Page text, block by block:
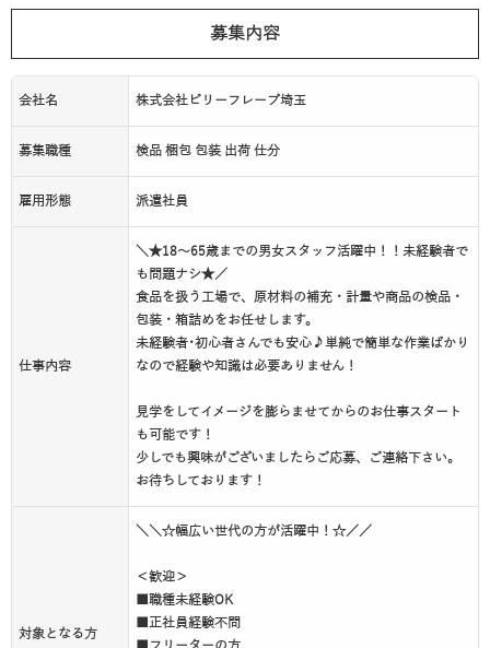
募集内容
会社名 株式会社ビリーフレーブ埼玉
募集職種 検品 梱包 包装 出荷 仕分
雇用形態 派遣社員
仕事内容
＼★18～65歳までの男女スタッフ活躍中！！未経験者で
も問題ナシ★／
食品を扱う工場で、原材料の補充・計量や商品の検品・
包装・箱詰めをお任せします。
未経験者･初心者さんでも安心♪単純で簡単な作業ばかり
なので経験や知識は必要ありません！
見学をしてイメージを膨らませてからのお仕事スタート
も可能です！
少しでも興味がございましたらご応募、ご連絡下さい。
お待ちしております！
対象となる方
＼＼☆幅広い世代の方が活躍中！☆／／
＜歓迎＞
■職種未経験OK
■正社員経験不問